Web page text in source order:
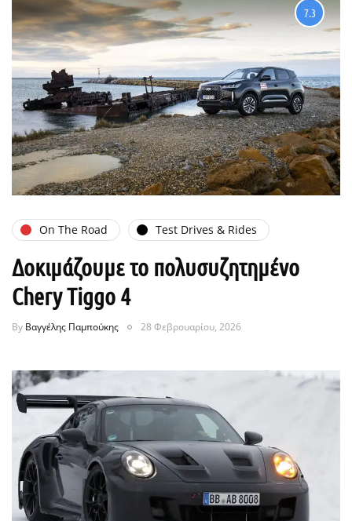
7.3
On The Road Test Drives & Rides
Δοκιμάζουμε το πολυσυζητημένο
Chery Tiggo 4
By Βαγγέλης Παμπούκης 28 Φεβρουαρίου, 2026